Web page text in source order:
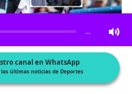
el artículo
…
canal en WhatsApp
últimas noticias de Deportes